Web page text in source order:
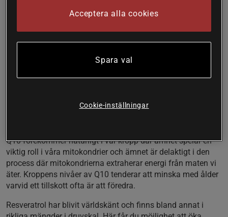
E som båda är viktiga för att kroppens celler mot oxidativ
funktion. Inkluderat är även hela familjen med B-vitaminer,
från utvalda källor, som är avgörande för bland annat en
normal ämnesomsättning och kognitiv funktion.
Mer än bara vitaminer
Q10, resveratrol, bioflavonoider och kolin. Dessa adderingar
Q10 förekommer naturligt i vår kropp där ämnet spelar en
viktig roll i våra mitokondrier och ämnet är delaktigt i den
process där mitokondrierna extraherar energi från maten vi
äter. Kroppens nivåer av Q10 tenderar att minska med ålder
varvid ett tillskott ofta är att föredra.
Resveratrol har blivit världskänt och finns bland annat i
Acceptera alla cookies
Spara val
Cookie-inställningar